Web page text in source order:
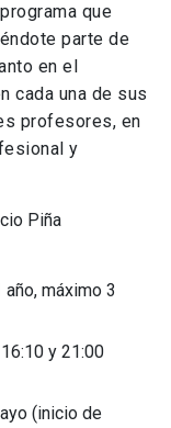
que
parte de
en el
cada una de sus
profesores, en
y
Piña
máximo 3
y 21:00
(inicio de